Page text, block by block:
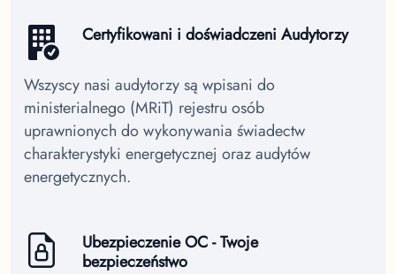
Certyfikowani i doświadczeni Audytorzy
Wszyscy nasi audytorzy są wpisani do
ministerialnego (MRiT) rejestru osób
uprawnionych do wykonywania świadectw
charakterystyki energetycznej oraz audytów
energetycznych.
Ubezpieczenie OC - Twoje
bezpieczeństwo